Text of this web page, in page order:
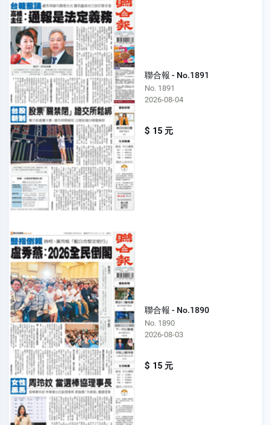
聯合報 - No.1891
No. 1891
2026-08-04
$ 15 元
聯合報 - No.1890
No. 1890
2026-08-03
$ 15 元